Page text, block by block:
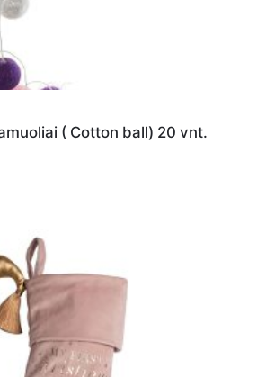
( Cotton ball) 20 vnt.